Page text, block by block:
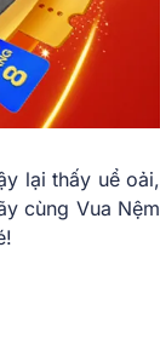
lại thấy uể oải,
cùng Vua Nệm